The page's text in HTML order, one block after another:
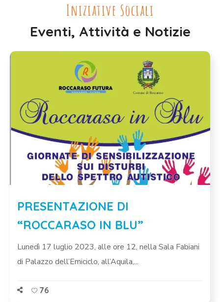
Iniziative Sociali
Eventi, Attività e Notizie
PRESENTAZIONE DI
“ROCCARASO IN BLU”
Lunedì 17 luglio 2023, alle ore 12, nella Sala Fabiani
di Palazzo dell’Emiciclo, all’Aquila,...
76